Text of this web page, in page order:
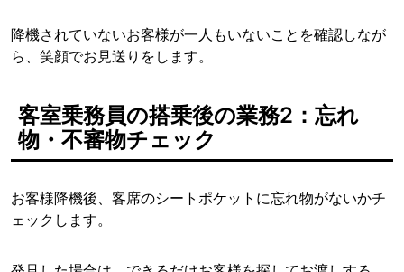
降機されていないお客様が一人もいないことを確認しなが
ら、笑顔でお見送りをします。
客室乗務員の搭乗後の業務2：忘れ
物・不審物チェック
お客様降機後、客席のシートポケットに忘れ物がないかチ
ェックします。